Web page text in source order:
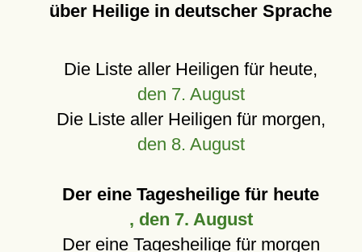
über Heilige in deutscher Sprache
Die Liste aller Heiligen für heute,
den 7. August
Die Liste aller Heiligen für morgen,
den 8. August
Der eine Tagesheilige für heute
, den 7. August
Der eine Tagesheilige für morgen